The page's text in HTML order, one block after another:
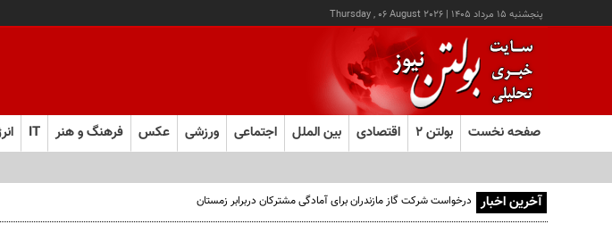
پنجشنبه ۱۵ مرداد ۱۴۰۵ |
Thursday , 06 August 2026
صفحه نخست بولتن ۲ اقتصادی بین الملل اجتماعی ورزشی عکس فرهنگ و هنر IT
آخرین اخبار